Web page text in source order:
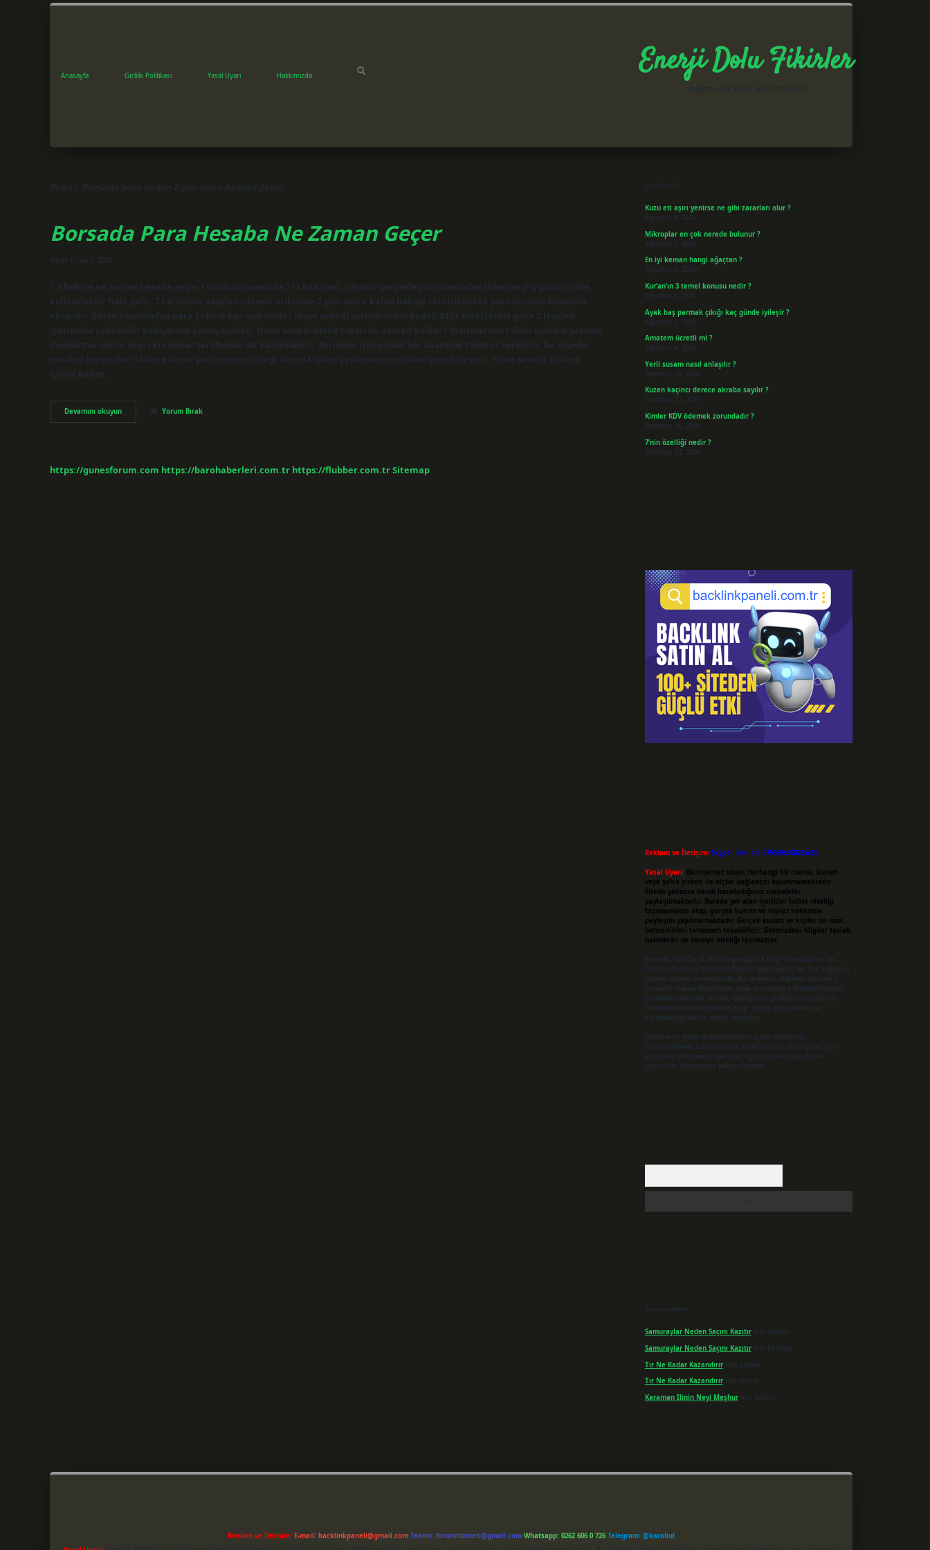
Anasayfa Gizlilik Politikası Yasal Uyarı Hakkımızda Enerji Dolu Fikirler
Etiket: Borsada para neden 2 gün sonra hesaba geçer
Borsada Para Hesaba Ne Zaman Geçer
Tarih: Ocak 8, 2025
T 2 bakiye ne zaman hesaba geçer? Döviz piyasasında T+2 bakiyesi, işlemin gerçekleştirilmesinden itibaren 2 iş günü içinde
kullanılabilir hale gelir. T tarihinde yapılan işlemin ardından 2 gün sonra kalan bakiye temizlenerek yatırımcının hesabına
aktarılır. Borsa hesabından para çekme kaç gün sürer? Hisse senedi satışlarınızın bedeli BIST süreçlerine göre 2 iş günü
içerisinde çekilebilir bakiyenize yansıyacaktır. Hisse senedi bloke tutarı ne zaman kalkar? Yatırımcının talebi üzerine yatırım
dondurma işlemi aracı kurumlar tarafından da kaldırılabilir. Bu işlem için günün her saatinde talimat verebilir, bu sayede
menkul kıymetleri bloke ederek yatırımcının isteği dışında işlem yapılmasının önüne geçebilirsiniz. Hisse senedi alırken
iptale kadar…
Devamını okuyunBorsada
Para
Yorum Bırak
https://gunesforum.com https://barohaberleri.com.tr https://flubber.com.trSitemap
Son Yazılar
Kuzu eti aşırı yenirse ne gibi zararları olur ?
Ağustos 8, 2026
Mikroplar en çok nerede bulunur ?
Ağustos 8, 2026
En iyi keman hangi ağaçtan ?
Ağustos 6, 2026
Kur’an’ın 3 temel konusu nedir ?
Ağustos 6, 2026
Ayak baş parmak çıkığı kaç günde iyileşir ?
Ağustos 5, 2026
Amatem ücretli mi ?
Ağustos 4, 2026
Yerli susam nasıl anlaşılır ?
Temmuz 29, 2026
Kuzen kaçıncı derece akraba sayılır ?
Temmuz 27, 2026
Kimler KDV ödemek zorundadır ?
Temmuz 25, 2026
7’nin özelliği nedir ?
Temmuz 24, 2026
Reklam ve İletişim: Skype: live:.cid.575569c608265c69
Yasal Uyarı: Bu internet sitesi, herhangi bir marka, kurum
veya şahıs şirketi ile hiçbir bağlantısı bulunmamaktadır.
Sitede yalnızca kendi hazırladığımız makaleler
paylaşılmaktadır. Burada yer alan içerikler haber niteliği
taşımamakta olup, gerçek kurum ve kişiler hakkında
paylaşım yapılmamaktadır. Gerçek kurum ve kişiler ile isim
benzerlikleri tamamen tesadüfidir. Sitemizdeki bilgiler taslak
halindedir ve tavsiye niteliği taşımazlar.
Sitemiz, 5651 Sayılı Kanun gereğince Bilgi Teknolojileri ve
İletişim Kurumu (BTK) tarafından onaylanmış bir Yer Sağlayıcı
olarak hizmet vermektedir. Bu nedenle, sitedeki içerikleri
proaktif olarak denetleme veya araştırma yükümlülüğümüz
bulunmamaktadır. Ancak, üyelerimiz yazdıkları içeriklerin
sorumluluğunu taşımakta olup, siteye üye olarak bu
sorumluluğu kabul etmiş sayılırlar.
Hukuka ve yasal düzenlemelere aykırı olduğunu
düşündüğünüz içerikleri,
backlinkpanelicomtr@gmail.com
adresine bildirmeniz halinde, ilgili içerikler yasal süre
içerisinde sitemizden kaldırılacaktır.
Son yorumlar
Samuraylar Neden Saçını Kazıtıriçin admin
Samuraylar Neden Saçını Kazıtıriçin Fadime
Tır Ne Kadar Kazandırıriçin admin
Tır Ne Kadar Kazandırıriçin Sevim
Karaman Ilinin Neyi Meşhuriçin admin
Reklam ve İletişim: E-mail: backlinkpaneli@gmail.com Teams: forumhizmeti@gmail.com Whatsapp: 0262 606 0 726 Telegram: @karabul